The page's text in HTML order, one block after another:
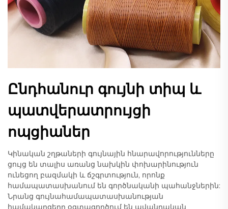
Ընդհանուր գույնի տիպ և
պատվերատրույցի
ոպցիաներ
Կինական շղթաների գույնային հնարավորությունները
ցույց են տալիս առանց նախկին փոխարինություն
ունեցող բազմակի և ճշգրտություն, որոնք
համապատասխանում են գործնականի պահանջներին:
Նրանց գույնահամապատասխանության
համակարգերը օգտագործում են ավանդական